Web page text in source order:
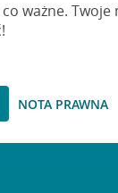
ważne. Twoje
NOTA PRAWNA